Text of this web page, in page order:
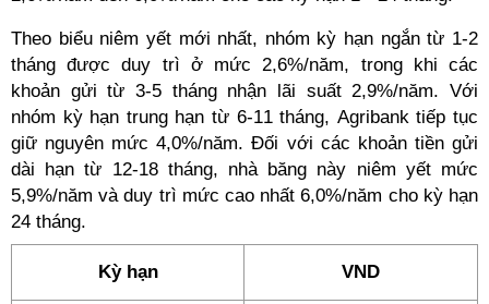
Theo biểu niêm yết mới nhất, nhóm kỳ hạn ngắn từ 1-2
tháng được duy trì ở mức 2,6%/năm, trong khi các
khoản gửi từ 3-5 tháng nhận lãi suất 2,9%/năm. Với
nhóm kỳ hạn trung hạn từ 6-11 tháng, Agribank tiếp tục
giữ nguyên mức 4,0%/năm. Đối với các khoản tiền gửi
dài hạn từ 12-18 tháng, nhà băng này niêm yết mức
5,9%/năm và duy trì mức cao nhất 6,0%/năm cho kỳ hạn
24 tháng.
Kỳ hạn VND